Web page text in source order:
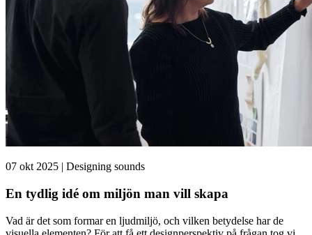
07 okt 2025 | Designing sounds
En tydlig idé om miljön man vill skapa
Vad är det som formar en ljudmiljö, och vilken betydelse har de